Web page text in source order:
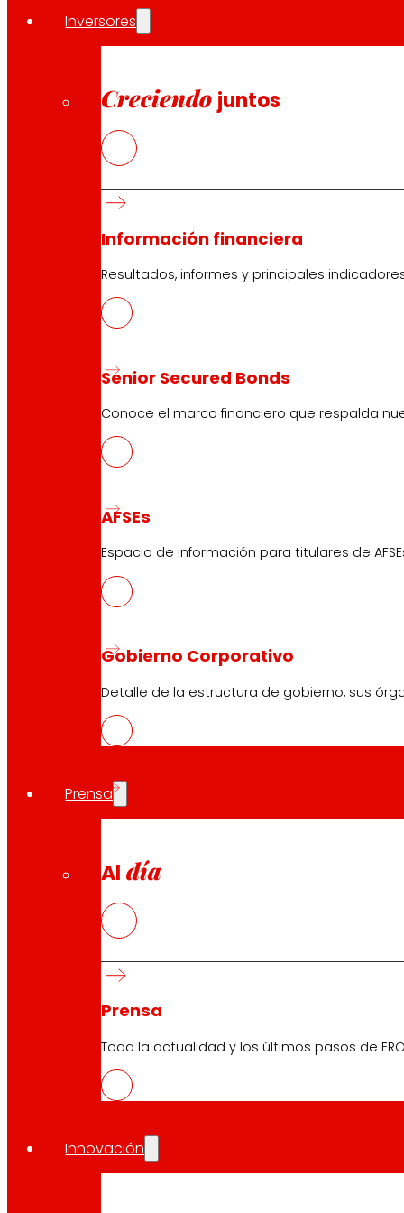
Inversores
Creciendo juntos
Información financiera
Resultados, informes y principales
Senior Secured Bonds
Conoce el marco financiero que respalda
AFSEs
Espacio de información para titulares de
Gobierno Corporativo
Detalle de la estructura de gobierno, sus
Prensa
Al día
Prensa
Toda la actualidad y los últimos pasos de
Innovación
cooperativistas y trabajadoras de los cuales cerca